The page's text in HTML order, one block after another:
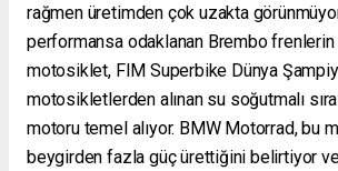
rağmen üretimden çok uzakta
performansa odaklanan Brembo frenlerin
motosiklet, FIM Superbike Dünya
motosikletlerden alınan su soğutmalı
motoru temel alıyor. BMW Motorrad, bu
beygirden fazla güç ürettiğini belirtiyor